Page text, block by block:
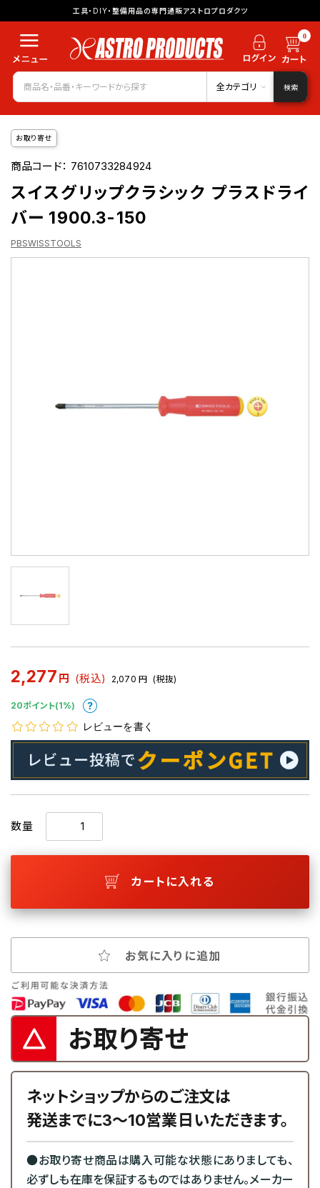
工具・DIY・整備用品の専門通販アストロプロダクツ
0
全カテゴリ 検索
お取り寄せ
商品コード： 7610733284924
スイスグリップクラシック プラスドライ
バー 1900.3-150
PBSWISSTOOLS
2,277 円 (税込) 2,070 円 (税抜)
20ポイント(1%)
レビューを書く
数量
カートに入れる
お気に入りに追加
お取り寄せ
ネットショップからのご注文は
発送までに3～10営業日いただきます。
●お取り寄せ商品は購入可能な状態にありましても、
必ずしも在庫を保証するものではありません。メーカー